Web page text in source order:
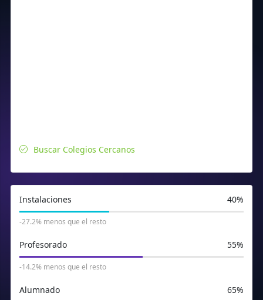
Buscar Colegios Cercanos
Instalaciones 40%
-27.2% menos que el resto
Profesorado 55%
-14.2% menos que el resto
Alumnado 65%